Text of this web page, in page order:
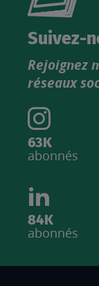
Suivez-
Rejoignez
réseaux
63K
abonnés
84K
abonnés